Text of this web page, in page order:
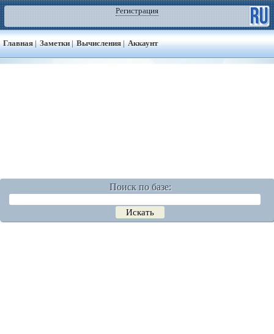
Регистрация
Главная | Заметки | Вычисления | Аккаунт
Поиск по базе: